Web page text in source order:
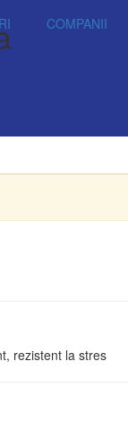
COMPANII
rezistent la stres